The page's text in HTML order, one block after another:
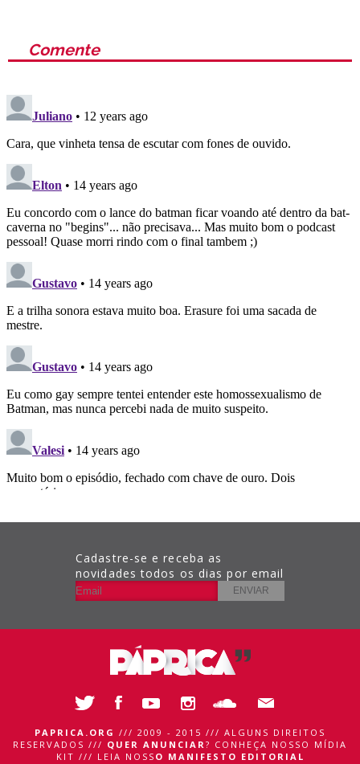
Comente
Cadastre-se e receba as
novidades todos os dias por email
PAPRICA.ORG /// 2009 - 2015 /// ALGUNS DIREITOS
RESERVADOS /// QUER ANUNCIAR ? CONHEÇA NOSSO MÍDIA
KIT /// LEIA NOSS O MANIFESTO EDITORIAL